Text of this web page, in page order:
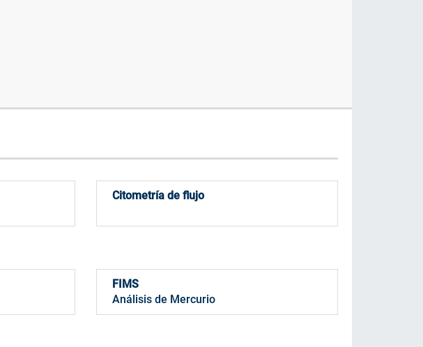
Citometría de flujo
FIMS
Análisis de Mercurio